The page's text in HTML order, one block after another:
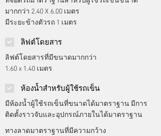
มากกว่า 2.40 X 6.00 เมตร
มีระยะข้างตัวรถ 1 เมตร
ลิฟต์โดยสาร
ลิฟต์โดยสารที่มีขนาดมากกว่า
1.60 x 1.40 เมตร
ห้องน้ำสำหรับผู้ใช้รถเข็น
มีห้องน้ำผู้ใช้รถเข็นที่ขนาดได้มาตราฐาน มีการ
ติดตั้งราวจับและอุปกรณ์ภายในได้มาตราฐาน
ทางลาดมาตราฐานที่มีความกว้าง